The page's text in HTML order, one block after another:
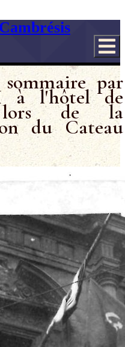
sommaire par
à l'hôtel de
de la
du Cateau